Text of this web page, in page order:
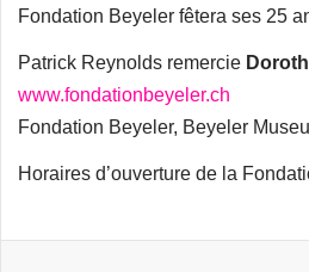
Fondation Beyeler fêtera ses 25
Patrick Reynolds remercie
www.fondationbeyeler.ch
Fondation Beyeler, Beyeler
Horaires d’ouverture de la